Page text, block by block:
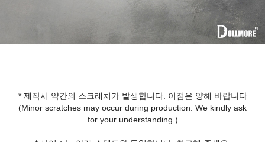
* 제작시 약간의 스크래치가 발생합니다. 이점은 양해 바랍니다
(Minor scratches may occur during production. We kindly ask
for your understanding.)